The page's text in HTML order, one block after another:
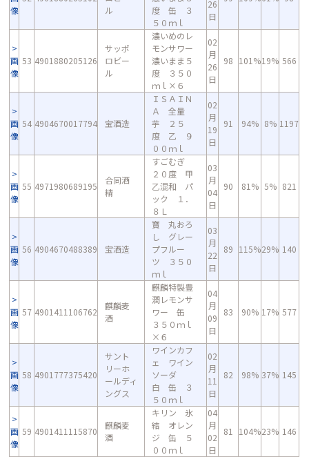
像
ル
度 缶 ３
５０ｍｌ
26
日
画
像
53 4901880205126
サッポ
ロビー
ル
濃いめのレ
モンサワー
濃いまま５
度 ３５０
ｍｌ×６
02
月
26
日
98 101%19% 566
画
像
54 4904670017794 宝酒造
ＩＳＡＩＮ
Ａ 全量
芋 ２５
度 乙 ９
００ｍｌ
02
月
19
日
91 94% 8% 1197
画
像
55 4971980689195
合同酒
精
すごむぎ
２０度 甲
乙混和 パ
ック １．
８Ｌ
03
月
04
日
90 81% 5% 821
画
像
56 4904670488389 宝酒造
寶 丸おろ
し グレー
プフルー
ツ ３５０
ｍｌ
03
月
22
日
89 115%29% 140
画
像
57 4901411106762
麒麟麦
酒
麒麟特製豊
潤レモンサ
ワー 缶
３５０ｍｌ
×６
04
月
09
日
83 90% 17% 577
画
像
58 4901777375420
サント
リーホ
ールディ
ングス
ワインカフ
ェ ワイン
ソーダ
白 缶 ３
５０ｍｌ
02
月
11
日
82 98% 37% 145
画
像
59 4901411115870
麒麟麦
酒
キリン 氷
結 オレン
ジ 缶 ５
００ｍｌ
04
月
02
日
81 104%23% 146